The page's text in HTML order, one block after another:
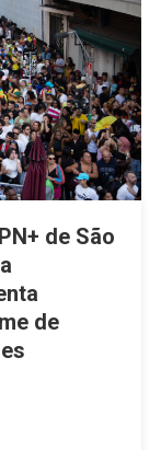
de São
de